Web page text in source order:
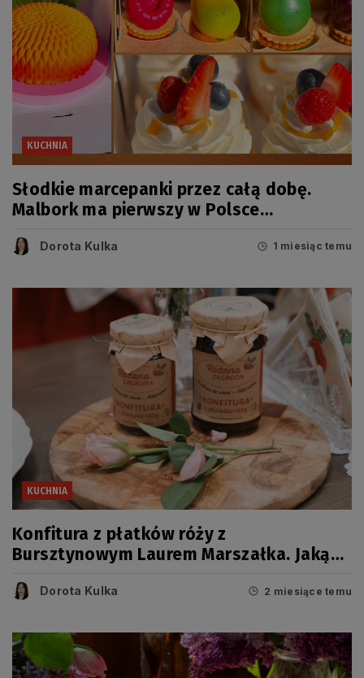
KUCHNIA
Słodkie marcepanki przez całą dobę.
Malbork ma pierwszy w Polsce
Dorota Kulka 1 miesiąc temu
KUCHNIA
Konfitura z płatków róży z
Bursztynowym Laurem Marszałka. Jaką
[FOTO]Dorota Kulka 2 miesiące temu